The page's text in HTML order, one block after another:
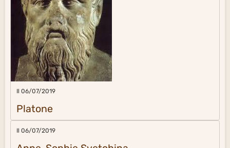
Il 06/07/2019
Platone
Il 06/07/2019